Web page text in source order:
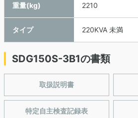
重量(kg) 2210
タイプ 220KVA 未満
SDG150S-3B1の書類
取扱説明書
特定自主検査記録表